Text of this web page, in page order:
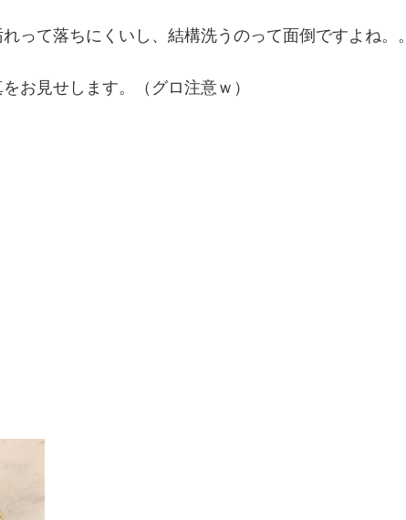
って落ちにくいし、結構洗うのって面倒ですよね。。
お見せします。（グロ注意ｗ）